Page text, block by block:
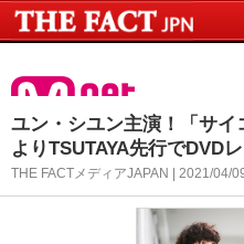
ユン・シユン主演！「サ
よりTSUTAYA先行でDVD
THE FACTメディアJAPAN | 2021/04/